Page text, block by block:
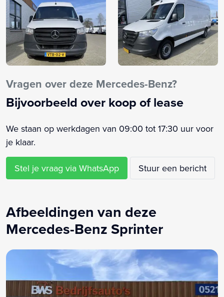
Dimlichten automatisch
Elektrische ramen voor
Fabrieksgarantie
Opstap achter
Passagiersstoel in hoogte verstelbaar
Stuur verstelbaar
Trekhaak
Vermoeidheids herkenning
Zijschuifdeur rechts
Zijwind assistent
Airco met elektronische regeling
Bluetooth telefoonvoorbereiding
MP3 aansluiting
Vragen over deze Mercedes-Benz?
Bijvoorbeeld over koop of lease
We staan op werkdagen van 09:00 tot 17:30 uur voor
je klaar.
Stel je vraag via WhatsApp Stuur een bericht
Afbeeldingen van deze
Mercedes-Benz Sprinter